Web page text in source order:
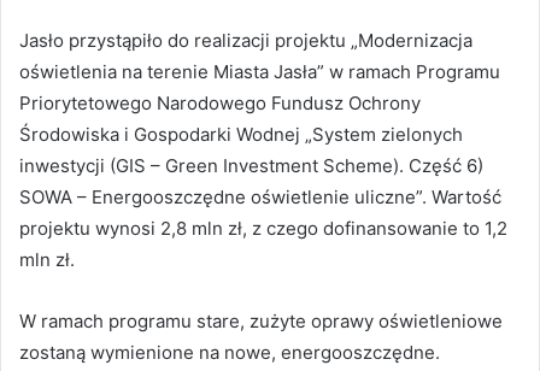
Jasło przystąpiło do realizacji projektu „Modernizacja
oświetlenia na terenie Miasta Jasła” w ramach Programu
Priorytetowego Narodowego Fundusz Ochrony
Środowiska i Gospodarki Wodnej „System zielonych
inwestycji (GIS – Green Investment Scheme). Część 6)
SOWA – Energooszczędne oświetlenie uliczne”. Wartość
projektu wynosi 2,8 mln zł, z czego dofinansowanie to 1,2
mln zł.
W ramach programu stare, zużyte oprawy oświetleniowe
zostaną wymienione na nowe, energooszczędne.